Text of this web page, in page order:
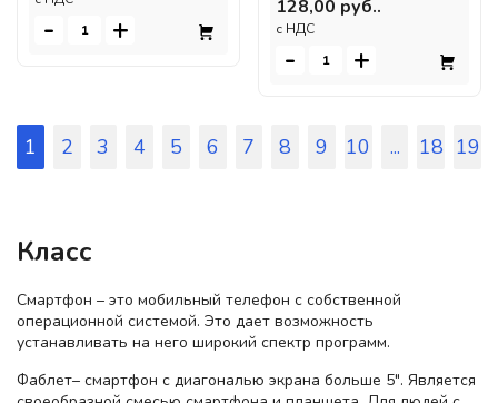
- +
128,00 руб..
c НДС
- +
1 2 3 4 5 6 7 8 9 10 ... 18 19
Класс
Смартфон – это мобильный телефон с собственной
операционной системой. Это дает возможность
устанавливать на него широкий спектр программ.
Фаблет– смартфон с диагональю экрана больше 5". Является